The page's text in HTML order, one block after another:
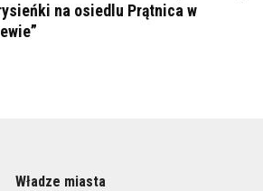
na osiedlu Prątnica w
Władze miasta